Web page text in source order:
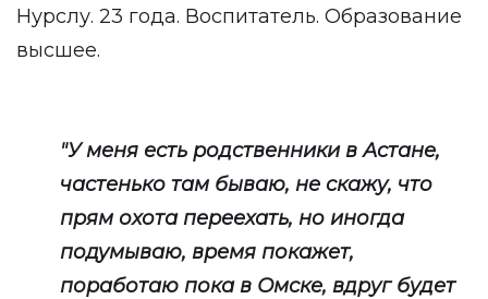
Нурслу. 23 года. Воспитатель. Образование
высшее.
"У меня есть родственники в Астане,
частенько там бываю, не скажу, что
прям охота переехать, но иногда
подумываю, время покажет,
поработаю пока в Омске, вдруг будет